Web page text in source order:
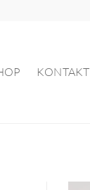
KONTAKT